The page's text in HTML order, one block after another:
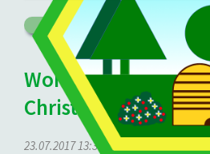
Zurück
Workshop
Christian Dreher
23.07.2017 13:36 von Wolfgang Mallin